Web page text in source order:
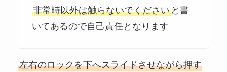
非常時以外は触らないでくださいと書
いてあるので自己責任となります
左右のロックを下へスライドさせながら押す